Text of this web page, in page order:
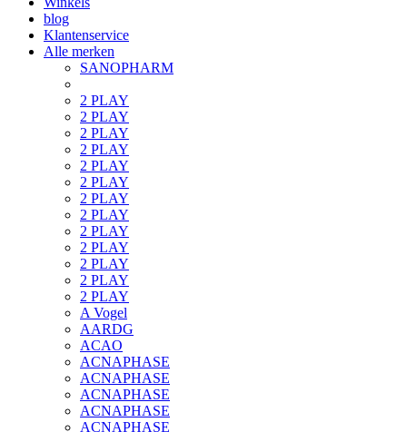
blog
Klantenservice
Alle merken
SANOPHARM
2 PLAY
2 PLAY
2 PLAY
2 PLAY
2 PLAY
2 PLAY
2 PLAY
2 PLAY
2 PLAY
2 PLAY
2 PLAY
2 PLAY
2 PLAY
A Vogel
AARDG
ACAO
ACNAPHASE
ACNAPHASE
ACNAPHASE
ACNAPHASE
ACNAPHASE